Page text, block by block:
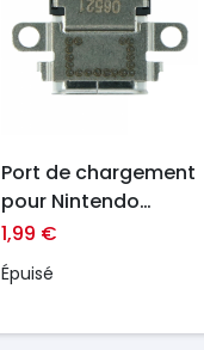
Port de chargement
pour Nintendo
Switch Ori
1,99 €
Épuisé